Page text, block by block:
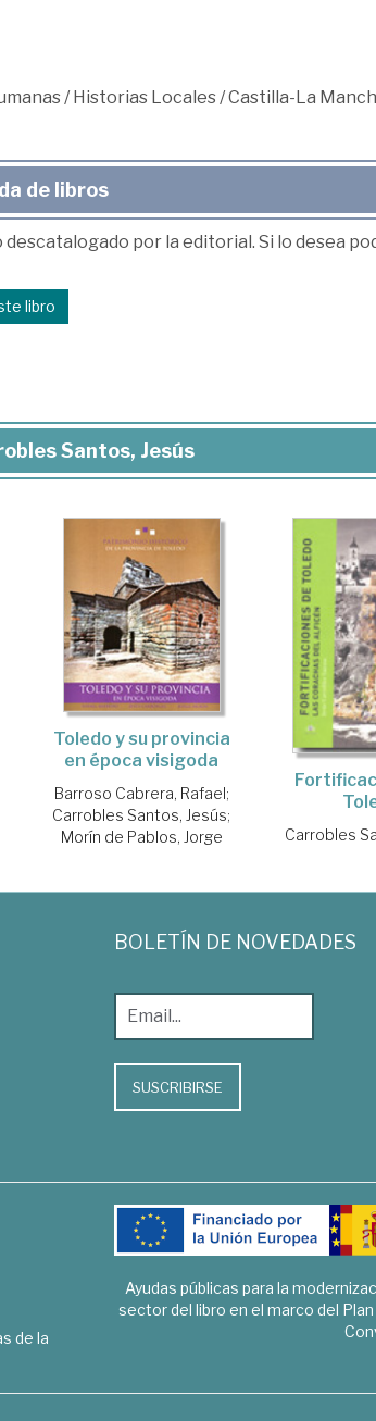
/Historias Locales/Castilla-La
de libros
por la editorial. Si lo desea
libro
Santos, Jesús
Toledo y su provincia
en época visigoda
Barroso Cabrera, Rafael;
Carrobles Santos, Jesús;
Morín de Pablos, Jorge
Carrobles
BOLETÍN DE NOVEDADES
SUSCRIBIRSE
de la
Ayudas públicas para la
sector del libro en el marco del